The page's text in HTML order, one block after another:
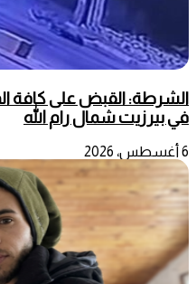
الشرطة: القبض على كافة
في بيرزيت شمال رام الله
6 أغسطس، 2026